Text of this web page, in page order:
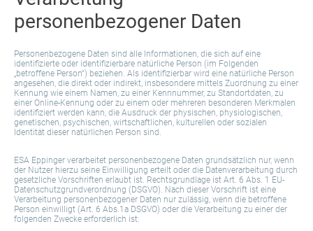
personenbezogener Daten
Personenbezogene Daten sind alle Informationen, die sich auf eine
identifizierte oder identifizierbare natürliche Person (im Folgenden
„betroffene Person“) beziehen. Als identifizierbar wird eine natürliche Person
angesehen, die direkt oder indirekt, insbesondere mittels Zuordnung zu einer
Kennung wie einem Namen, zu einer Kennnummer, zu Standortdaten, zu
einer Online-Kennung oder zu einem oder mehreren besonderen Merkmalen
identifiziert werden kann, die Ausdruck der physischen, physiologischen,
genetischen, psychischen, wirtschaftlichen, kulturellen oder sozialen
Identität dieser natürlichen Person sind.
ESA Eppinger verarbeitet personenbezogene Daten grundsätzlich nur, wenn
der Nutzer hierzu seine Einwilligung erteilt oder die Datenverarbeitung durch
gesetzliche Vorschriften erlaubt ist. Rechtsgrundlage ist Art. 6 Abs. 1 EU-
Datenschutzgrundverordnung (DSGVO). Nach dieser Vorschrift ist eine
Verarbeitung personenbezogener Daten nur zulässig, wenn die betroffene
Person einwilligt (Art. 6 Abs.1a DSGVO) oder die Verarbeitung zu einer der
folgenden Zwecke erforderlich ist: